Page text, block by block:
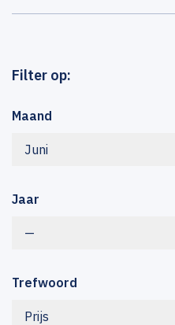
Filter op:
Maand
Juni
Jaar
—
Trefwoord
Prijs